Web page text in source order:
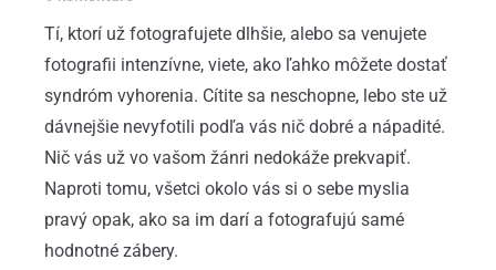
Tí, ktorí už fotografujete dlhšie, alebo sa venujete
fotografii intenzívne, viete, ako ľahko môžete dostať
syndróm vyhorenia. Cítite sa neschopne, lebo ste už
dávnejšie nevyfotili podľa vás nič dobré a nápadité.
Nič vás už vo vašom žánri nedokáže prekvapiť.
Naproti tomu, všetci okolo vás si o sebe myslia
pravý opak, ako sa im darí a fotografujú samé
hodnotné zábery.